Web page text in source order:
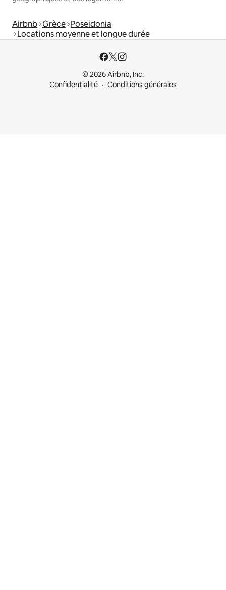
Airbnb Grèce Poseidonia
Locations moyenne et longue durée
© 2026 Airbnb, Inc.
Confidentialité
Conditions générales